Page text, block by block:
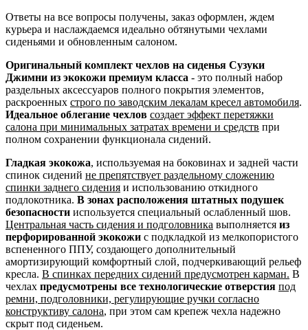
Ответы на все вопросы получены, заказ оформлен, ждем
курьера и наслаждаемся идеально обтянутыми чехлами
сиденьями и обновленным салоном.
Оригинальный комплект чехлов на сиденья Сузуки
Джимни из экокожи премиум класса - это полный набор
раздельных аксессуаров полного покрытия элементов,
раскроенных строго по заводским лекалам кресел автомобиля.
Идеальное облегание чехлов создает эффект перетяжки
салона при минимальных затратах времени и средств при
полном сохранении функционала сидений.
Гладкая экокожа, используемая на боковинах и задней части
спинок сидений не препятствует раздельному сложению
спинки заднего сидения и использованию откидного
подлокотника. В зонах расположения штатных подушек
безопасности используется специальный ослабленный шов.
Центральная часть сидения и подголовника выполняется из
перфорированной экокожи с подкладкой из мелкопористого
вспененного ППУ, создающего дополнительный
амортизирующий комфортный слой, подчеркивающий рельеф
кресла. В спинках передних сидений предусмотрен карман. В
чехлах предусмотрены все технологические отверстия под
ремни, подголовники, регулирующие ручки согласно
конструктиву салона, при этом сам крепеж чехла надежно
скрыт под сиденьем.